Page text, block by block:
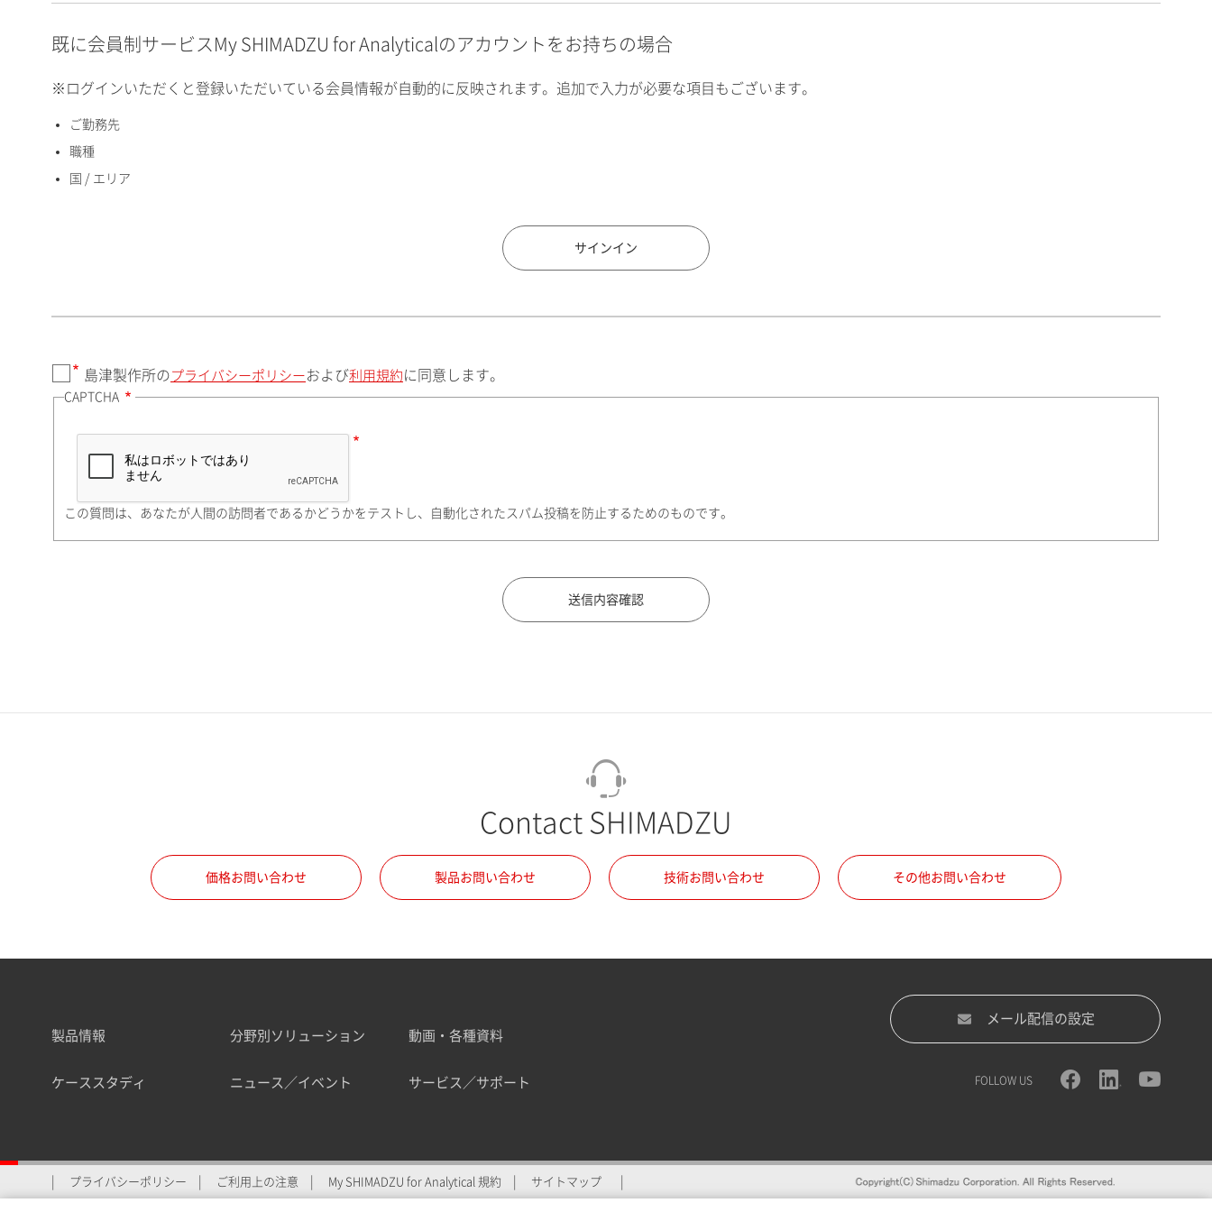
英数）
国 / エリア
住所検索
都道府県（勤務先）
町名・番地（勤務先）
所属部署
会員制サービスMySHIMADZU for Analyticalへの登録をおすすめします。
既に会員制サービスMy SHIMADZU for Analyticalのアカウントをお持ちの場合
※ログインいただくと登録いただいている会員情報が自動的に反映されます。追加で入力が必要な項目もございます。
ご勤務先
職種
国 / エリア
サインイン
島津製作所の プライバシーポリシー および利用規約 に同意します。
CAPTCHA
この質問は、あなたが人間の訪問者であるかどうかをテストし、自動化されたスパム投稿を防止するためのものです。
Contact SHIMADZU
価格お問い合わせ 製品お問い合わせ 技術お問い合わせ その他お問い合わせ
製品情報 分野別ソリューション 動画・各種資料
ケーススタディ ニュース／イベント サービス／サポート
メール配信の設定
FOLLOW US
プライバシーポリシー ご利用上の注意 My SHIMADZU for Analytical 規約 サイトマップ